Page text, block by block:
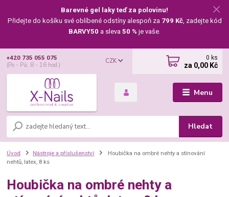
Barevné gel laky teď za polovinu!
Přidejte do košíku své oblíbené odstíny alespoň za 799 Kč, zadejte kód
BARVY50 a sleva 50 % je vaše.
Menu
CZK
Hledat
+420 735 055 075
(Po - Pá, 8 - 16 hod.)
0 ks
za 0,00 Kč
Úvod Nástroje a příslušenství
Houbička na ombré nehty a stínování
nehtů, latex, 8 ks
Houbička na ombré nehty a